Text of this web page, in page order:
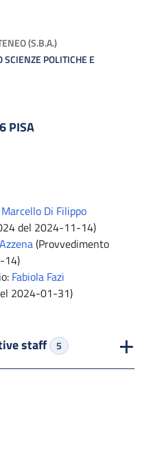
(S.B.A.)
POLITICHE E
PISA
Marcello Di Filippo
del 2024-11-14)
(Provvedimento
14)
Fabiola Fazi
2024-01-31)
staff 5